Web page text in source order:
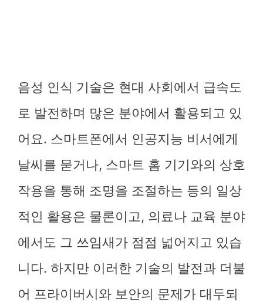
음성 인식 기술은 현대 사회에서 급속도
로 발전하며 많은 분야에서 활용되고 있
어요. 스마트폰에서 인공지능 비서에게
날씨를 묻거나, 스마트 홈 기기와의 상호
작용을 통해 조명을 조절하는 등의 일상
적인 활용은 물론이고, 의료나 교육 분야
에서도 그 쓰임새가 점점 넓어지고 있습
니다. 하지만 이러한 기술의 발전과 더불
어 프라이버시와 보안의 문제가 대두되